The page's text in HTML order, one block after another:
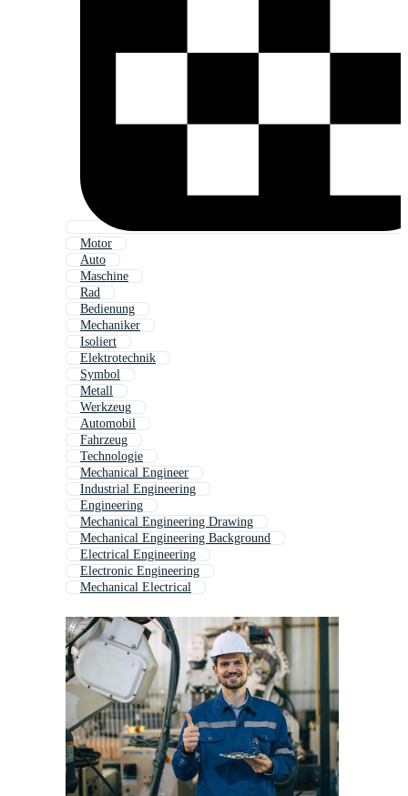
Motor
Auto
Maschine
Rad
Bedienung
Mechaniker
Isoliert
Elektrotechnik
Symbol
Metall
Werkzeug
Automobil
Fahrzeug
Technologie
Mechanical Engineer
Industrial Engineering
Engineering
Mechanical Engineering Drawing
Mechanical Engineering Background
Electrical Engineering
Electronic Engineering
Mechanical Electrical